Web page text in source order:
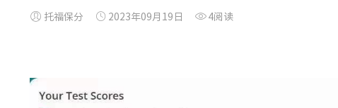
托福保分 2023年09月19日 4阅读